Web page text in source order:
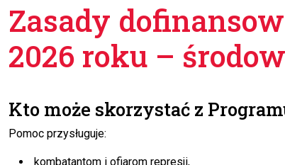
Zasady
2026 roku –
Kto może skorzystać z
Pomoc przysługuje:
kombatantom i ofiarom represji,